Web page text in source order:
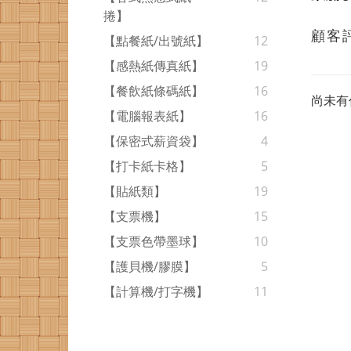
捲】
【點餐紙/出號紙】
12
【感熱紙傳真紙】
19
【餐飲紙條碼紙】
16
【電腦報表紙】
16
【保密式薪資袋】
4
【打卡紙卡格】
5
【貼紙類】
19
【支票機】
15
【支票色帶墨球】
10
【護貝機/膠膜】
5
【計算機/打字機】
11
顧客
尚未